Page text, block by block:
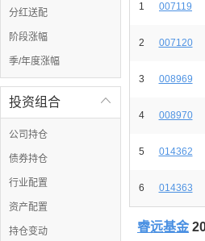
分红送配
阶段涨幅
季/年度涨幅

投资组合
公司持仓
债券持仓
行业配置
资产配置
持仓变动
1 007119
2 007120
3 008969
4 008970
5 014362
6 014363
睿远基金